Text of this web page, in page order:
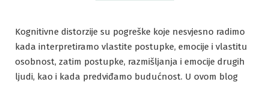
Kognitivne distorzije su pogreške koje nesvjesno radimo
kada interpretiramo vlastite postupke, emocije i vlastitu
osobnost, zatim postupke, razmišljanja i emocije drugih
ljudi, kao i kada predviđamo budućnost. U ovom blog